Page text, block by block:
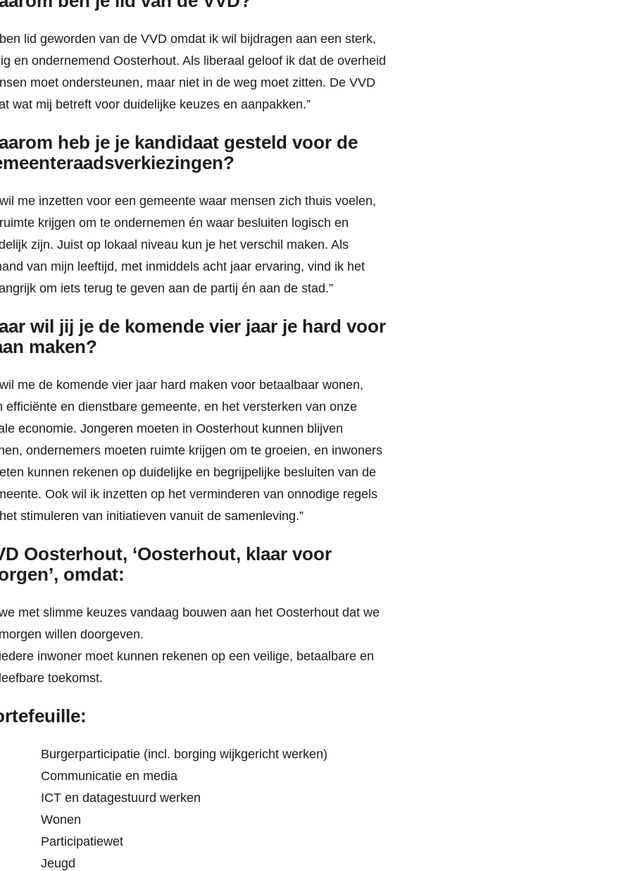
lid geworden van de VVD omdat ik wil bijdragen aan een sterk,
en ondernemend Oosterhout. Als liberaal geloof ik dat de overheid
moet ondersteunen, maar niet in de weg moet zitten. De VVD
wat mij betreft voor duidelijke keuzes en aanpakken.”
heb je je kandidaat gesteld voor de
me inzetten voor een gemeente waar mensen zich thuis voelen,
krijgen om te ondernemen én waar besluiten logisch en
zijn. Juist op lokaal niveau kun je het verschil maken. Als
van mijn leeftijd, met inmiddels acht jaar ervaring, vind ik het
om iets terug te geven aan de partij én aan de stad.”
wil jij je de komende vier jaar je hard voor
maken?
me de komende vier jaar hard maken voor betaalbaar wonen,
efficiënte en dienstbare gemeente, en het versterken van onze
economie. Jongeren moeten in Oosterhout kunnen blijven
ondernemers moeten ruimte krijgen om te groeien, en inwoners
kunnen rekenen op duidelijke en begrijpelijke besluiten van de
Ook wil ik inzetten op het verminderen van onnodige regels
stimuleren van initiatieven vanuit de samenleving.”
Oosterhout, ‘Oosterhout, klaar voor
omdat:
met slimme keuzes vandaag bouwen aan het Oosterhout dat we
willen doorgeven.
inwoner moet kunnen rekenen op een veilige, betaalbare en
toekomst.
(incl. borging wijkgericht werken)
en media
en datagestuurd werken